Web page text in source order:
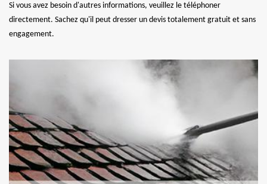
Si vous avez besoin d'autres informations, veuillez le téléphoner
directement. Sachez qu'il peut dresser un devis totalement gratuit et sans
engagement.